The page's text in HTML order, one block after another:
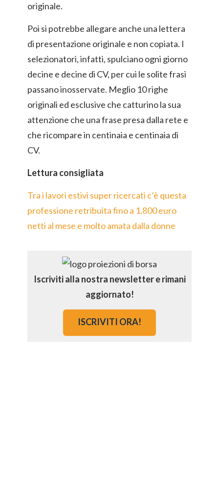
originale.
Poi si potrebbe allegare anche una lettera
di presentazione originale e non copiata. I
selezionatori, infatti, spulciano ogni giorno
decine e decine di CV, per cui le solite frasi
passano inosservate. Meglio 10 righe
originali ed esclusive che catturino la sua
attenzione che una frase presa dalla rete e
che ricompare in centinaia e centinaia di
CV.
Lettura consigliata
Tra i lavori estivi super ricercati c’è questa
professione retribuita fino a 1.800 euro
netti al mese e molto amata dalla donne
Iscriviti alla nostra newsletter e rimani
aggiornato!
ISCRIVITI ORA!